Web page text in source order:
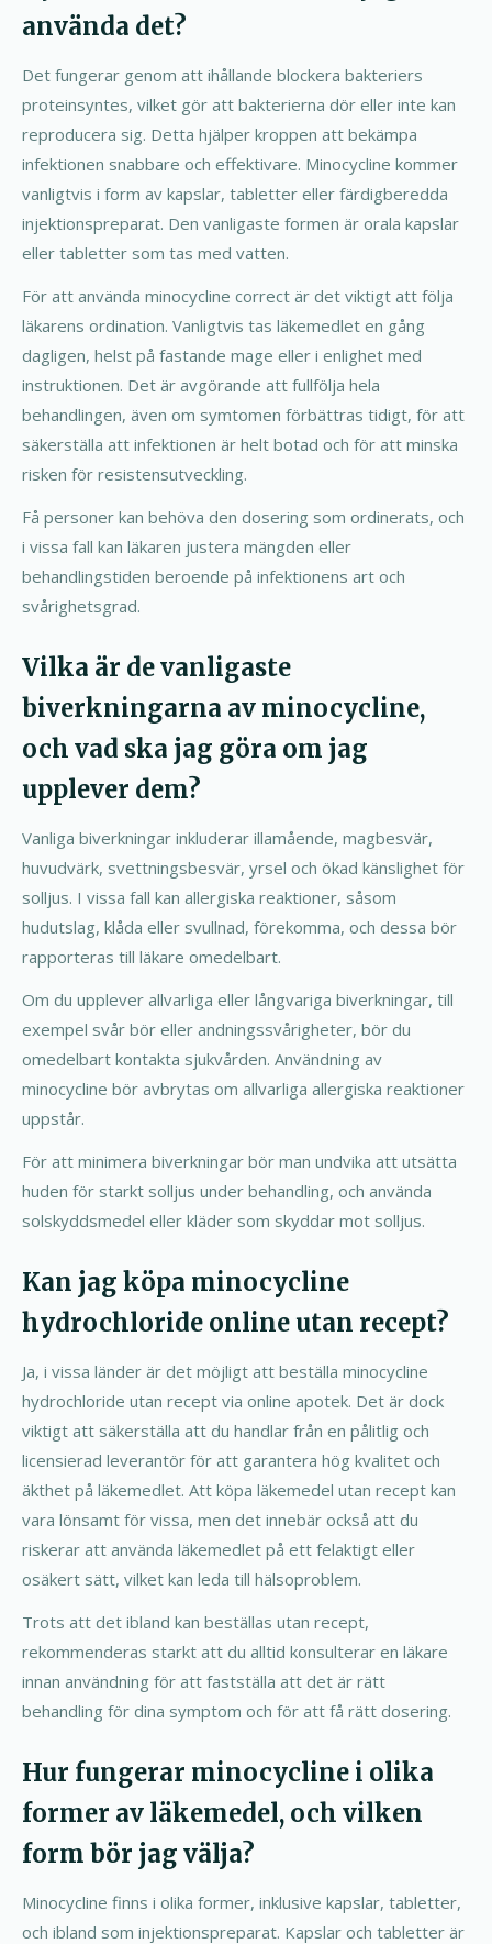
använda det?
Det fungerar genom att ihållande blockera bakteriers
proteinsyntes, vilket gör att bakterierna dör eller inte kan
reproducera sig. Detta hjälper kroppen att bekämpa
infektionen snabbare och effektivare. Minocycline kommer
vanligtvis i form av kapslar, tabletter eller färdigberedda
injektionspreparat. Den vanligaste formen är orala kapslar
eller tabletter som tas med vatten.
För att använda minocycline correct är det viktigt att följa
läkarens ordination. Vanligtvis tas läkemedlet en gång
dagligen, helst på fastande mage eller i enlighet med
instruktionen. Det är avgörande att fullfölja hela
behandlingen, även om symtomen förbättras tidigt, för att
säkerställa att infektionen är helt botad och för att minska
risken för resistensutveckling.
Få personer kan behöva den dosering som ordinerats, och
i vissa fall kan läkaren justera mängden eller
behandlingstiden beroende på infektionens art och
svårighetsgrad.
Vilka är de vanligaste
biverkningarna av minocycline,
och vad ska jag göra om jag
upplever dem?
Vanliga biverkningar inkluderar illamående, magbesvär,
huvudvärk, svettningsbesvär, yrsel och ökad känslighet för
solljus. I vissa fall kan allergiska reaktioner, såsom
hudutslag, klåda eller svullnad, förekomma, och dessa bör
rapporteras till läkare omedelbart.
Om du upplever allvarliga eller långvariga biverkningar, till
exempel svår bör eller andningssvårigheter, bör du
omedelbart kontakta sjukvården. Användning av
minocycline bör avbrytas om allvarliga allergiska reaktioner
uppstår.
För att minimera biverkningar bör man undvika att utsätta
huden för starkt solljus under behandling, och använda
solskyddsmedel eller kläder som skyddar mot solljus.
Kan jag köpa minocycline
hydrochloride online utan recept?
Ja, i vissa länder är det möjligt att beställa minocycline
hydrochloride utan recept via online apotek. Det är dock
viktigt att säkerställa att du handlar från en pålitlig och
licensierad leverantör för att garantera hög kvalitet och
äkthet på läkemedlet. Att köpa läkemedel utan recept kan
vara lönsamt för vissa, men det innebär också att du
riskerar att använda läkemedlet på ett felaktigt eller
osäkert sätt, vilket kan leda till hälsoproblem.
Trots att det ibland kan beställas utan recept,
rekommenderas starkt att du alltid konsulterar en läkare
innan användning för att fastställa att det är rätt
behandling för dina symptom och för att få rätt dosering.
Hur fungerar minocycline i olika
former av läkemedel, och vilken
form bör jag välja?
Minocycline finns i olika former, inklusive kapslar, tabletter,
och ibland som injektionspreparat. Kapslar och tabletter är